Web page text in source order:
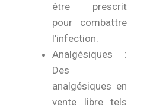
être prescrit
pour combattre
l’infection.
Analgésiques :
Des
analgésiques en
vente libre tels